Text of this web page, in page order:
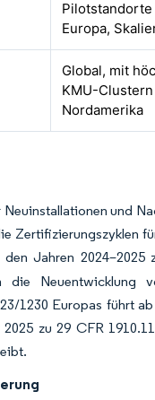
Europa,
Global, mit
KMU-
Nordamerika
und
Zertifizierungszyklen
Jahren 2024–2025
Neuentwicklung
1230 Europas führt
zu 29 CFR